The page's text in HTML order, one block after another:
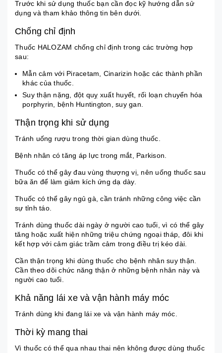
Trước khi sử dụng thuốc bạn cần đọc kỹ hướng dẫn sử
dụng và tham khảo thông tin bên dưới.
Chống chỉ định
Thuốc HALOZAM chống chỉ định trong các trường hợp
sau:
Mẫn cảm với Piracetam, Cinarizin hoặc các thành phần
khác của thuốc.
Suy thận nặng, đột quỵ xuất huyết, rối loạn chuyển hóa
porphyrin, bệnh Huntington, suy gan.
Thận trọng khi sử dụng
Tránh uống rượu trong thời gian dùng thuốc.
Bệnh nhân có tăng áp lực trong mắt, Parkison
Thuốc có thể gây đau vùng thượng vị, nên uống thuốc sau
bữa ăn để làm giảm kích ứng dạ dày.
Thuốc có thể gây ngủ gà, cần tránh những công việc cần
sự tỉnh táo.
Tránh dùng thuốc dài ngày ở người cao tuổi, vì có thể gây
tăng hoặc xuất hiện những triệu chứng ngoại tháp, đôi khi
kết hợp với cảm giác trầm cảm trong điều trị kéo dài.
Cần thận trọng khi dùng thuốc cho bệnh nhân suy thận.
Cần theo dõi chức năng thận ở những bệnh nhân này và
người cao tuổi.
Khả năng lái xe và vận hành máy móc
Tránh dùng khi đang lái xe và vận hành máy móc.
Thời kỳ mang thai
Vì thuốc có thể qua nhau thai nên không được dùng thuốc